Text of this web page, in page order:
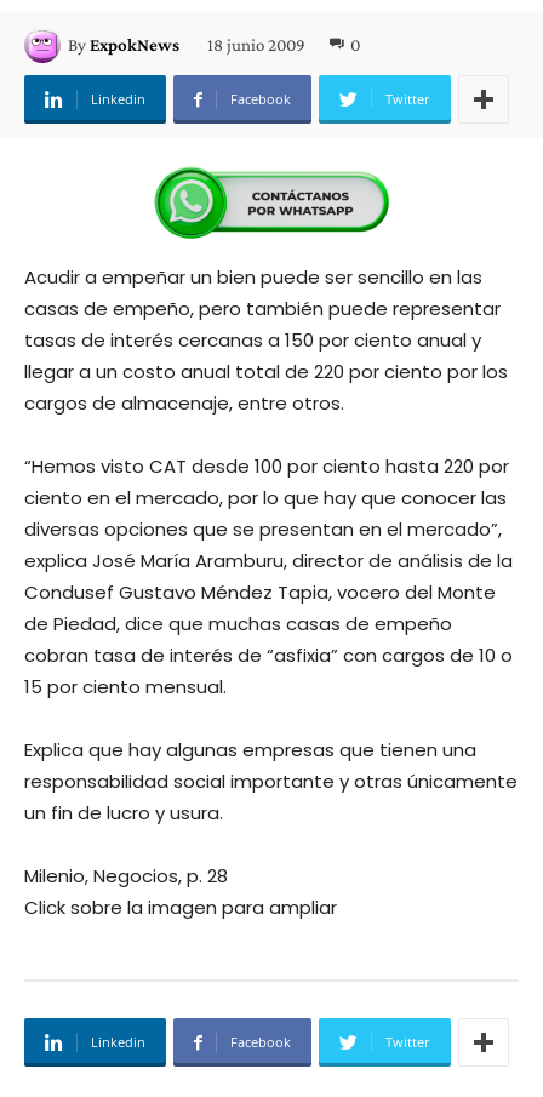
ByExpokNews 18 junio 2009 0
Linkedin Facebook Twitter
Acudir a empeñar un bien puede ser sencillo en las
casas de empeño, pero también puede representar
tasas de interés cercanas a 150 por ciento anual y
llegar a un costo anual total de 220 por ciento por los
cargos de almacenaje, entre otros.
“Hemos visto CAT desde 100 por ciento hasta 220 por
ciento en el mercado, por lo que hay que conocer las
diversas opciones que se presentan en el mercado”,
explica José María Aramburu, director de análisis de la
Condusef Gustavo Méndez Tapia, vocero del Monte
de Piedad, dice que muchas casas de empeño
cobran tasa de interés de “asfixia” con cargos de 10 o
15 por ciento mensual.
Explica que hay algunas empresas que tienen una
responsabilidad social importante y otras únicamente
un fin de lucro y usura.
Milenio, Negocios, p. 28
Click sobre la imagen para ampliar
Linkedin Facebook Twitter